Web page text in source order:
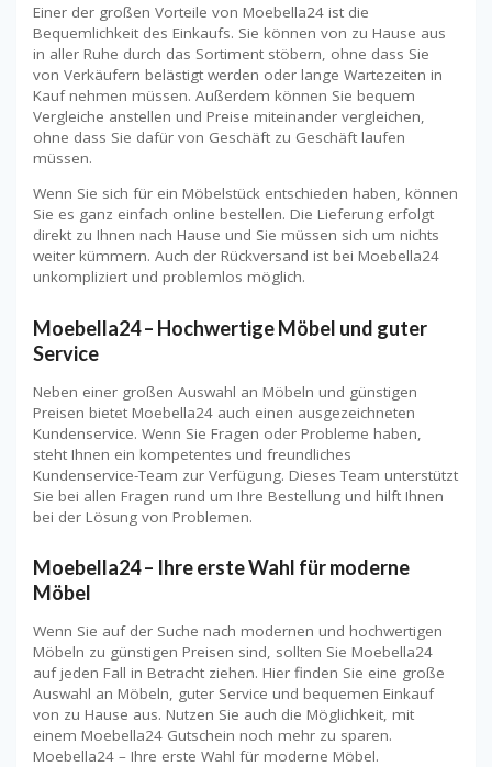
Einer der großen Vorteile von Moebella24 ist die
Bequemlichkeit des Einkaufs. Sie können von zu Hause aus
in aller Ruhe durch das Sortiment stöbern, ohne dass Sie
von Verkäufern belästigt werden oder lange Wartezeiten in
Kauf nehmen müssen. Außerdem können Sie bequem
Vergleiche anstellen und Preise miteinander vergleichen,
ohne dass Sie dafür von Geschäft zu Geschäft laufen
müssen.
Wenn Sie sich für ein Möbelstück entschieden haben, können
Sie es ganz einfach online bestellen. Die Lieferung erfolgt
direkt zu Ihnen nach Hause und Sie müssen sich um nichts
weiter kümmern. Auch der Rückversand ist bei Moebella24
unkompliziert und problemlos möglich.
Moebella24 – Hochwertige Möbel und guter
Service
Neben einer großen Auswahl an Möbeln und günstigen
Preisen bietet Moebella24 auch einen ausgezeichneten
Kundenservice. Wenn Sie Fragen oder Probleme haben,
steht Ihnen ein kompetentes und freundliches
Kundenservice-Team zur Verfügung. Dieses Team unterstützt
Sie bei allen Fragen rund um Ihre Bestellung und hilft Ihnen
bei der Lösung von Problemen.
Moebella24 – Ihre erste Wahl für moderne
Möbel
Wenn Sie auf der Suche nach modernen und hochwertigen
Möbeln zu günstigen Preisen sind, sollten Sie Moebella24
auf jeden Fall in Betracht ziehen. Hier finden Sie eine große
Auswahl an Möbeln, guter Service und bequemen Einkauf
von zu Hause aus. Nutzen Sie auch die Möglichkeit, mit
einem Moebella24 Gutschein noch mehr zu sparen.
Moebella24 – Ihre erste Wahl für moderne Möbel.